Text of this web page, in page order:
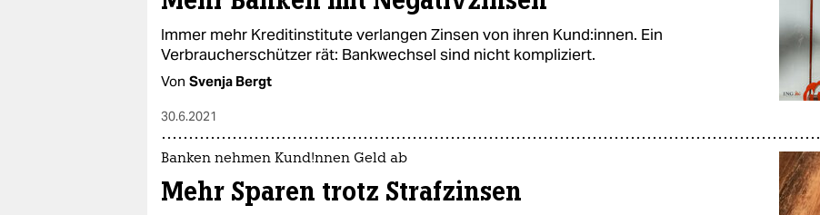
Immer mehr Kreditinstitute verlangen Zinsen von ihren Kund:innen. Ein
Verbraucherschützer rät: Bankwechsel sind nicht kompliziert.
Von Svenja Bergt
30.6.2021
Banken nehmen Kund!nnen Geld ab
Mehr Sparen trotz Strafzinsen